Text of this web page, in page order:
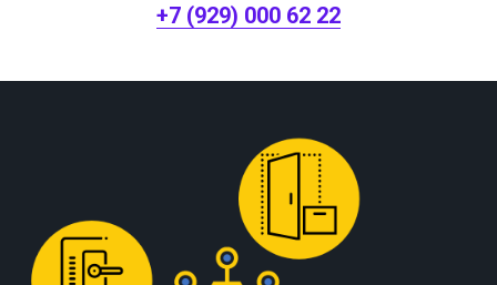
+7 (929) 000 62 22